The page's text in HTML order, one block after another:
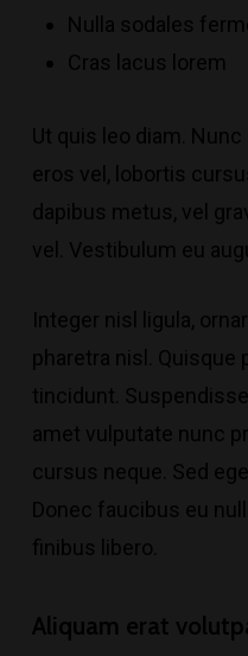
Nulla sodales
Cras lacus lorem
Ut quis leo diam. Nunc
eros vel , lobortis
dapibus metus, vel
vel. Vestibulum eu
Integer nisl ligula,
pharetra nisl. Quisque
tincidunt.
amet vulputate nunc
cursus neque. Sed
Donec faucibus eu
finibus libero.
Aliquam erat